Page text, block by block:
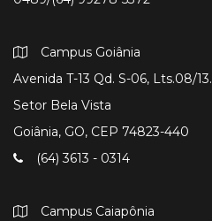
Campus Goiânia
Avenida T-13 Qd. S-06, Lts.08/13.
Setor Bela Vista
Goiânia, GO, CEP 74823-440
(64) 3613 - 0314
Campus Caiapônia